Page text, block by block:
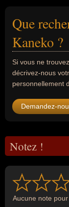
Que
Kaneko ?
Si vous ne
décrivez-nous
personnellement
Demandez-
Notez !
Aucune note pour